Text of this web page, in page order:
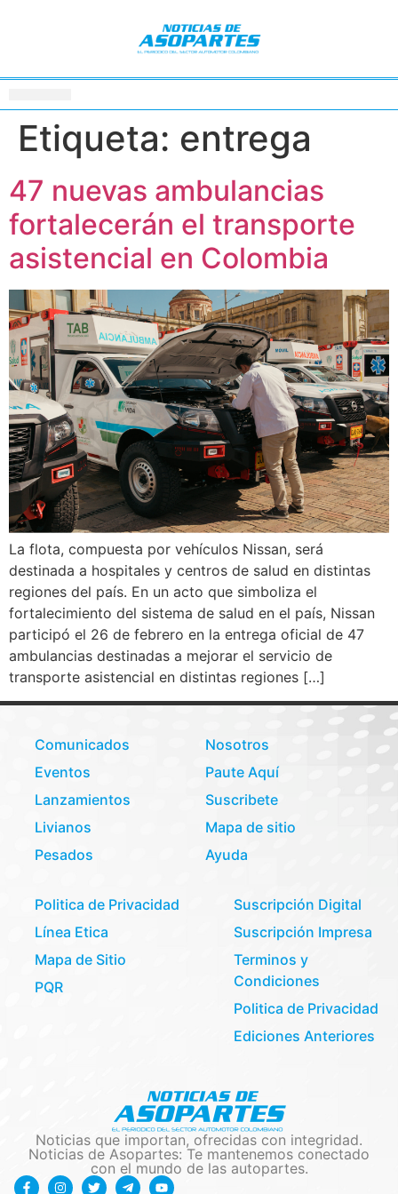
Etiqueta: entrega
47 nuevas ambulancias
fortalecerán el transporte
asistencial en Colombia
La flota, compuesta por vehículos Nissan, será
destinada a hospitales y centros de salud en distintas
regiones del país. En un acto que simboliza el
fortalecimiento del sistema de salud en el país, Nissan
participó el 26 de febrero en la entrega oficial de 47
ambulancias destinadas a mejorar el servicio de
transporte asistencial en distintas regiones […]
Comunicados
Eventos
Lanzamientos
Livianos
Pesados
Nosotros
Paute Aquí
Suscribete
Mapa de sitio
Ayuda
Politica de Privacidad
Línea Etica
Mapa de Sitio
PQR
Suscripción Digital
Suscripción Impresa
Terminos y
Condiciones
Politica de Privacidad
Ediciones Anteriores
Noticias que importan, ofrecidas con integridad.
Noticias de Asopartes: Te mantenemos conectado
con el mundo de las autopartes.